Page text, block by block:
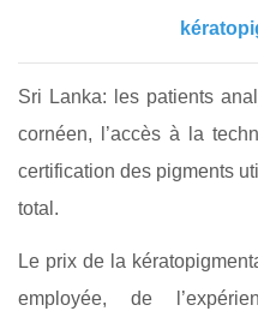
Sri Lanka: les patients
cornéen, l’accès à la
certification des pigments
total.
Le prix de la
employée, de